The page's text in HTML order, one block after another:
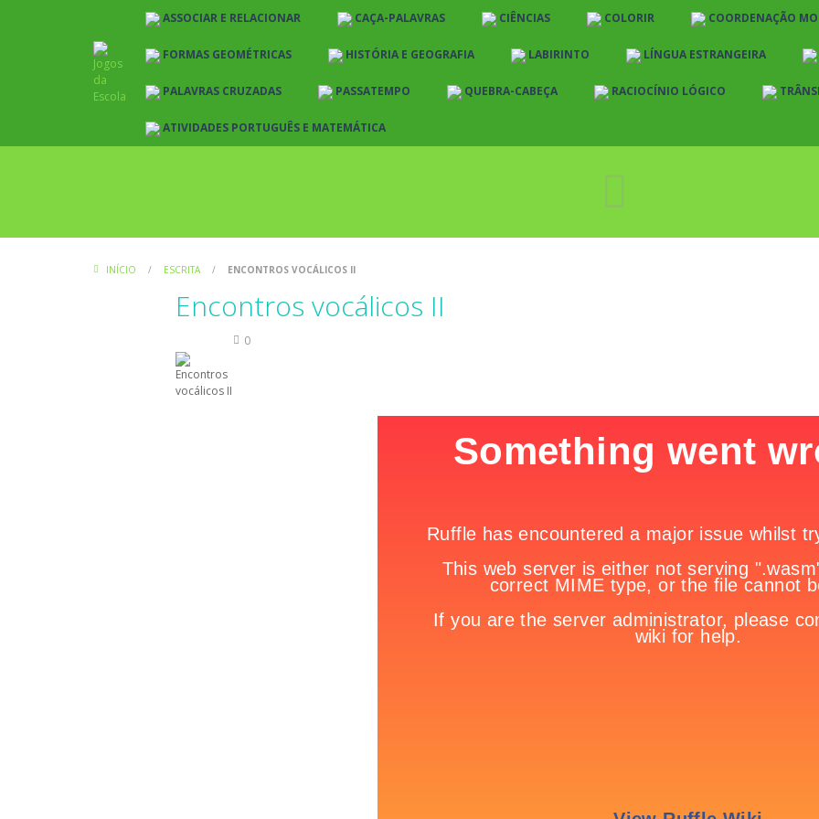
ASSOCIAR E RELACIONAR CAÇA-PALAVRAS CIÊNCIAS COLORIR COORDENAÇÃO
FORMAS GEOMÉTRICAS HISTÓRIA E GEOGRAFIA LABIRINTO LÍNGUA ESTRANGEIRA
PALAVRAS CRUZADAS PASSATEMPO QUEBRA-CABEÇA RACIOCÍNIO LÓGICO
ATIVIDADES PORTUGUÊS E MATEMÁTICA
INÍCIO / ESCRITA / ENCONTROS VOCÁLICOS II
Encontros vocálicos II
0